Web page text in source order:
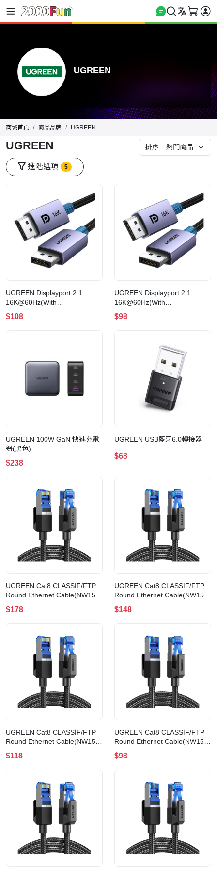
UGREEN
商城首頁 商品品牌 UGREEN
UGREEN 排序:
進階選項 5
UGREEN Displayport 2.1
16K@60Hz(With
DSC)/10K@60Hz(Non DSC)
Cable 傳輸線(2m)
$108
UGREEN Displayport 2.1
16K@60Hz(With
DSC)/10K@60Hz(Non DSC)
Cable 傳輸線(1m)
$98
UGREEN 100W GaN 快速充電
器(黑色)
$238
UGREEN USB藍牙6.0轉接器
$68
UGREEN Cat8 CLASSⅠF/FTP
Round Ethernet Cable(NW153)
(20m)
$178
UGREEN Cat8 CLASSⅠF/FTP
Round Ethernet Cable(NW153)
(15m)
$148
UGREEN Cat8 CLASSⅠF/FTP
Round Ethernet Cable(NW153)
(10m)
$118
UGREEN Cat8 CLASSⅠF/FTP
Round Ethernet Cable(NW153)
(5m)
$98